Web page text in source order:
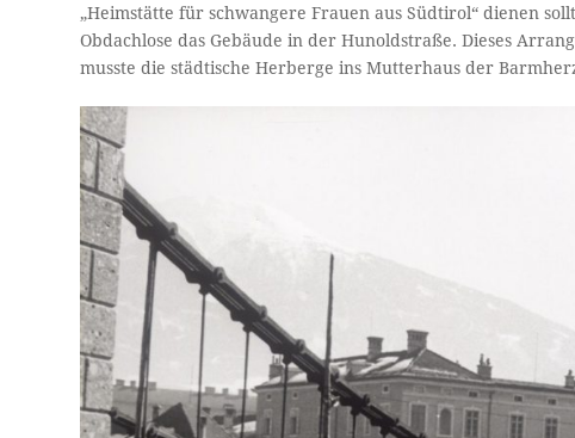
„Heimstätte für schwangere Frauen aus Südtirol“ dienen
Obdachlose das Gebäude in der Hunoldstraße. Dieses
musste die städtische Herberge ins Mutterhaus der